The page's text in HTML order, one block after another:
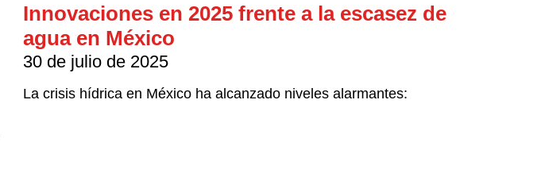
Innovaciones en 2025 frente a la escasez de
agua en México
30 de julio de 2025
La crisis hídrica en México ha alcanzado niveles alarmantes: